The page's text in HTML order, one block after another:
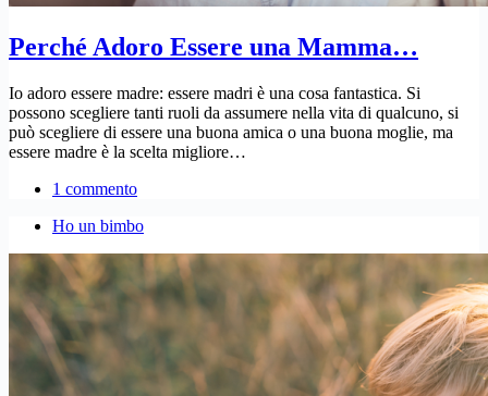
Perché Adoro Essere una Mamma…
Io adoro essere madre: essere madri è una cosa fantastica. Si
possono scegliere tanti ruoli da assumere nella vita di qualcuno, si
può scegliere di essere una buona amica o una buona moglie, ma
essere madre è la scelta migliore…
1 commento
Ho un bimbo